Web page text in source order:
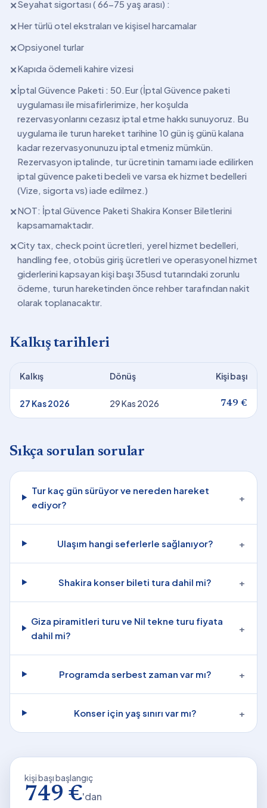
✕Seyahat sigortası ( 66-75 yaş arası) :
✕Her türlü otel ekstraları ve kişisel harcamalar
✕Opsiyonel turlar
✕Kapıda ödemeli kahire vizesi
✕İptal Güvence Paketi : 50.Eur (İptal Güvence paketi
uygulaması ile misafirlerimize, her koşulda
rezervasyonlarını cezasız iptal etme hakkı sunuyoruz. Bu
uygulama ile turun hareket tarihine 10 gün iş günü kalana
kadar rezervasyonunuzu iptal etmeniz mümkün.
Rezervasyon iptalinde, tur ücretinin tamamı iade edilirken
iptal güvence paketi bedeli ve varsa ek hizmet bedelleri
(Vize, sigorta vs) iade edilmez.)
✕NOT: İptal Güvence Paketi Shakira Konser Biletlerini
kapsamamaktadır.
✕City tax, check point ücretleri, yerel hizmet bedelleri,
handling fee, otobüs giriş ücretleri ve operasyonel hizmet
giderlerini kapsayan kişi başı 35usd tutarındaki zorunlu
ödeme, turun hareketinden önce rehber tarafından nakit
olarak toplanacaktır.
Kalkış tarihleri
Kalkış Dönüş Kişi başı
27 Kas 2026 29 Kas 2026 749 €
Sıkça sorulan sorular
Tur kaç gün sürüyor ve nereden hareket
ediyor?
+
Ulaşım hangi seferlerle sağlanıyor? +
Shakira konser bileti tura dahil mi? +
Giza piramitleri turu ve Nil tekne turu fiyata
dahil mi?
+
Programda serbest zaman var mı? +
Konser için yaş sınırı var mı? +
kişi başı başlangıç
749 €'dan